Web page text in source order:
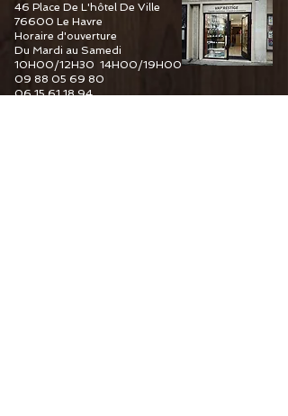
46 Place De L'hôtel De Ville
76600 Le Havre
Horaire d'ouverture
Du Mardi au Samedi
10H00/12H30 14H00/19H00
09 88 05 69 80
06 15 61 18 94